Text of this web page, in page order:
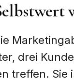
drei
treffen. Sie